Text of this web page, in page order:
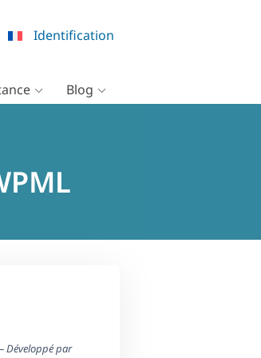
Identification
Blog
– Développé par